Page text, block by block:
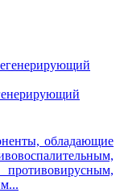
обладающие